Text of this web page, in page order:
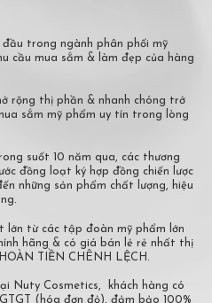
trong ngành phân phối mỹ
cầu mua sắm & làm đẹp của hàng
rộng thị phần & nhanh chóng trở
sắm mỹ phẩm uy tín trong lòng
suốt 10 năm qua, các thương
đồng loạt ký hợp đồng chiến lược
những sản phẩm chất lượng, hiệu
lớn từ các tập đoàn mỹ phẩm lớn
hãng & có giá bán lẻ rẻ nhất thị
TIỀN CHÊNH LỆCH.
Nuty Cosmetics, khách hàng có
(hóa đơn đỏ), đảm bảo 100%